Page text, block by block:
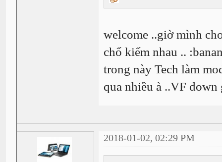
welcome ..giờ mình
chổ kiếm nhau ..
trong này Tech làm
qua nhiều à ..VF
2018-01-02, 02:29 PM